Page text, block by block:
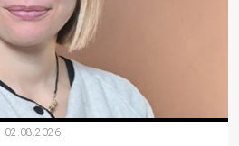
02.08.2026.